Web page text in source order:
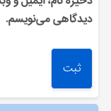
دیدگاهی می‌نویسم.